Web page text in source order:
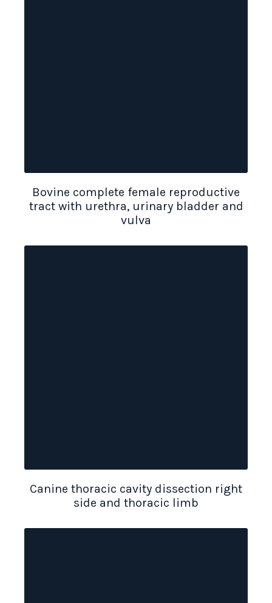
Bovine complete female reproductive
tract with urethra, urinary bladder and
vulva
Canine thoracic cavity dissection right
side and thoracic limb